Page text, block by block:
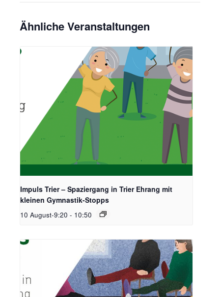
Ähnliche Veranstaltungen
Impuls Trier – Spaziergang in Trier Ehrang mit
kleinen Gymnastik-Stopps
10 August-9:20 - 10:50